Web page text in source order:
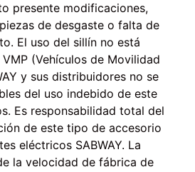
presente modificaciones,
de desgaste o falta de
El uso del sillín no está
(Vehículos de Movilidad
y sus distribuidores no se
del uso indebido de este
Es responsabilidad total del
de este tipo de accesorio
eléctricos SABWAY. La
la velocidad de fábrica de